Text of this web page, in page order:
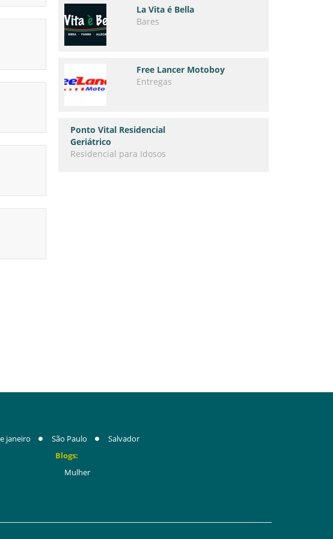
La Vita é Bella
Bares
Free Lancer Motoboy
Entregas
Ponto Vital Residencial
Geriátrico
Residencial para Idosos
janeiro São Paulo
Salvador
Blogs:
Mulher